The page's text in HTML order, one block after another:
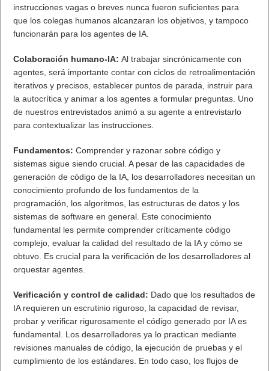
instrucciones vagas o breves nunca fueron suficientes para
que los colegas humanos alcanzaran los objetivos, y tampoco
funcionarán para los agentes de IA.
Colaboración humano-IA: Al trabajar sincrónicamente con
agentes, será importante contar con ciclos de retroalimentación
iterativos y precisos, establecer puntos de parada, instruir para
la autocrítica y animar a los agentes a formular preguntas. Uno
de nuestros entrevistados animó a su agente a entrevistarlo
para contextualizar las instrucciones.
Fundamentos: Comprender y razonar sobre código y
sistemas sigue siendo crucial. A pesar de las capacidades de
generación de código de la IA, los desarrolladores necesitan un
conocimiento profundo de los fundamentos de la
programación, los algoritmos, las estructuras de datos y los
sistemas de software en general. Este conocimiento
fundamental les permite comprender críticamente código
complejo, evaluar la calidad del resultado de la IA y cómo se
obtuvo. Es crucial para la verificación de los desarrolladores al
orquestar agentes.
Verificación y control de calidad: Dado que los resultados de
IA requieren un escrutinio riguroso, la capacidad de revisar,
probar y verificar rigurosamente el código generado por IA es
fundamental. Los desarrolladores ya lo practican mediante
revisiones manuales de código, la ejecución de pruebas y el
cumplimiento de los estándares. En todo caso, los flujos de